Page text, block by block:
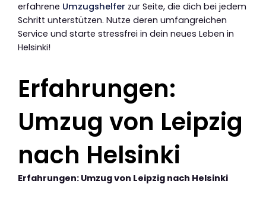
erfahrene Umzugshelfer zur Seite, die dich bei jedem
Schritt unterstützen. Nutze deren umfangreichen
Service und starte stressfrei in dein neues Leben in
Helsinki!
Erfahrungen:
Umzug von Leipzig
nach Helsinki
Erfahrungen: Umzug von Leipzig nach Helsinki